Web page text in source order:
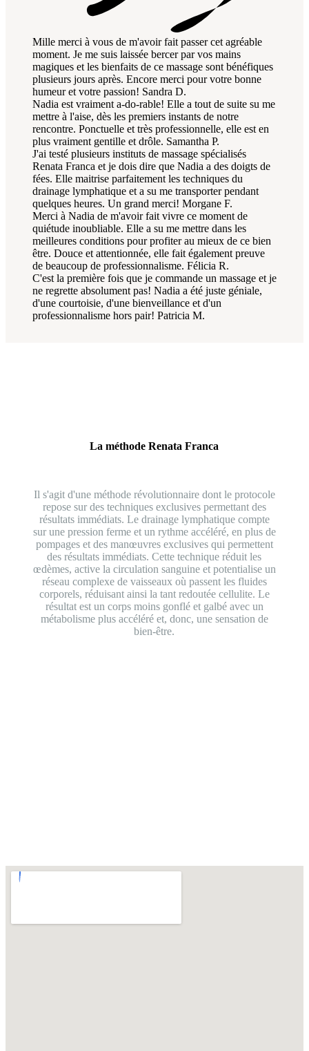
Mille merci à vous de m'avoir fait passer cet agréable
moment. Je me suis laissée bercer par vos mains
magiques et les bienfaits de ce massage sont bénéfiques
plusieurs jours après. Encore merci pour votre bonne
humeur et votre passion! Sandra D.
Nadia est vraiment a-do-rable! Elle a tout de suite su me
mettre à l'aise, dès les premiers instants de notre
rencontre. Ponctuelle et très professionnelle, elle est en
plus vraiment gentille et drôle. Samantha P.
J'ai testé plusieurs instituts de massage spécialisés
Renata Franca et je dois dire que Nadia a des doigts de
fées. Elle maitrise parfaitement les techniques du
drainage lymphatique et a su me transporter pendant
quelques heures. Un grand merci! Morgane F.
Merci à Nadia de m'avoir fait vivre ce moment de
quiétude inoubliable. Elle a su me mettre dans les
meilleures conditions pour profiter au mieux de ce bien
être. Douce et attentionnée, elle fait également preuve
de beaucoup de professionnalisme. Félicia R.
C'est la première fois que je commande un massage et je
ne regrette absolument pas! Nadia a été juste géniale,
d'une courtoisie, d'une bienveillance et d'un
professionnalisme hors pair! Patricia M.
La méthode Renata Franca
Il s'agit d'une méthode révolutionnaire dont le protocole
repose sur des techniques exclusives permettant des
résultats immédiats. Le drainage lymphatique compte
sur une pression ferme et un rythme accéléré, en plus de
pompages et des manœuvres exclusives qui permettent
des résultats immédiats. Cette technique réduit les
œdèmes, active la circulation sanguine et potentialise un
réseau complexe de vaisseaux où passent les fluides
corporels, réduisant ainsi la tant redoutée cellulite. Le
résultat est un corps moins gonflé et galbé avec un
métabolisme plus accéléré et, donc, une sensation de
bien-être.